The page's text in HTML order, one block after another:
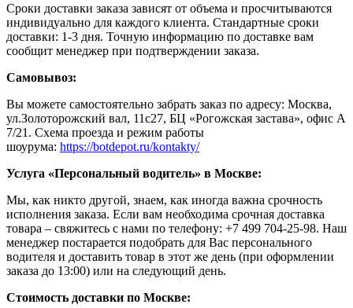
Сроки доставки заказа зависят от объема и просчитываются
индивидуально для каждого клиента. Стандартные сроки
доставки: 1-3 дня. Точную информацию по доставке вам
сообщит менеджер при подтверждении заказа.
Самовывоз:
Вы можете самостоятельно забрать заказ по адресу: Москва,
ул.Золоторожский вал, 11с27, БЦ «Рогожская застава», офис А
7/21. Схема проезда и режим работы
шоурума: https://botdepot.ru/kontakty/
Услуга «Персональный водитель» в Москве:
Мы, как никто другой, знаем, как иногда важна срочность
исполнения заказа. Если вам необходима срочная доставка
товара – свяжитесь с нами по телефону: +7 499 704-25-98. Наш
менеджер постарается подобрать для Вас персонального
водителя и доставить товар в этот же день (при оформлении
заказа до 13:00) или на следующий день.
Стоимость доставки по Москве: